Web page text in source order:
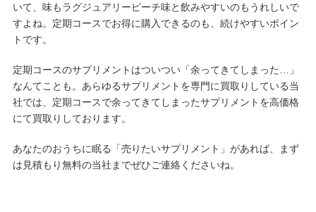
いて、味もラグジュアリーピーチ味と飲みやすいのもうれしいで
すよね。定期コースでお得に購入できるのも、続けやすいポイン
トです。
定期コースのサプリメントはついつい「余ってきてしまった…」
なんてことも。あらゆるサプリメントを専門に買取りしている当
社では、定期コースで余ってきてしまったサプリメントを高価格
にて買取りしております。
あなたのおうちに眠る「売りたいサプリメント」があれば、まず
は見積もり無料の当社までぜひご連絡くださいね。